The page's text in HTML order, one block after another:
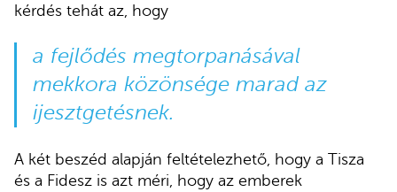
kérdés tehát az, hogy
a fejlődés megtorpanásával
mekkora közönsége marad az
ijesztgetésnek.
A két beszéd alapján feltételezhető, hogy a Tisza
és a Fidesz is azt méri, hogy az emberek